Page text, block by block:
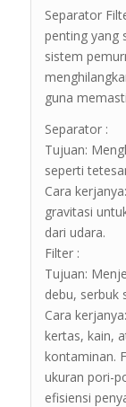
Separator
penting yang
sistem
guna
Separator :
Tujuan:
seperti
Cara
gravitasi
dari udara.
Filter :
Tujuan:
debu, serbuk
Cara
kertas, kain,
kontaminan.
ukuran pori-
efisiensi